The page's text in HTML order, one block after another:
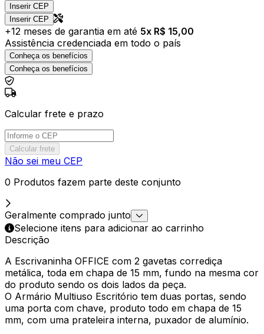
Inserir CEP
Inserir CEP
+12 meses de garantia em até 5x R$ 15,00
Assistência credenciada em todo o país
Conheça os benefícios
Conheça os benefícios
Calcular frete e prazo
Calcular frete
Não sei meu CEP
0 Produtos fazem parte deste conjunto
Geralmente comprado junto
Selecione itens para adicionar ao carrinho
Descrição
A Escrivaninha OFFICE com 2 gavetas corrediça
metálica, toda em chapa de 15 mm, fundo na mesma cor
do produto sendo os dois lados da peça.
O Armário Multiuso Escritório tem duas portas, sendo
uma porta com chave, produto todo em chapa de 15
mm, com uma prateleira interna, puxador de alumínio.